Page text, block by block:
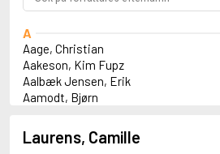
A
Aage, Christian
Aakeson, Kim Fupz
Aalbæk Jensen, Erik
Aamodt, Bjørn
Abbey, Kieran
Abbot, Anthony
Laurens, Camille